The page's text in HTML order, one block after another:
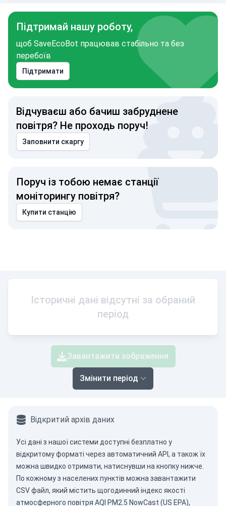
Підтримай нашу роботу,
щоб SaveEcoBot працював стабільно та без
перебоїв
Підтримати
Відчуваєш або бачиш забруднене
повітря? Не проходь поруч!
Заповнити скаргу
Поруч із тобою немає станції
моніторингу повітря?
Купити станцію
Історичні дані відсутні за обраний
період
Завантажити зображення
Змінити період
Відкритий архів даних
Усі дані з нашої системи доступні безплатно у
відкритому форматі через автоматичний API , а також їх
можна швидко отримати, натиснувши на кнопку нижче.
По кожному з населених пунктів можна завантажити
CSV файл, який містить щогодинний індекс якості
атмосферного повітря AQI PM2.5 NowCast (US EPA),